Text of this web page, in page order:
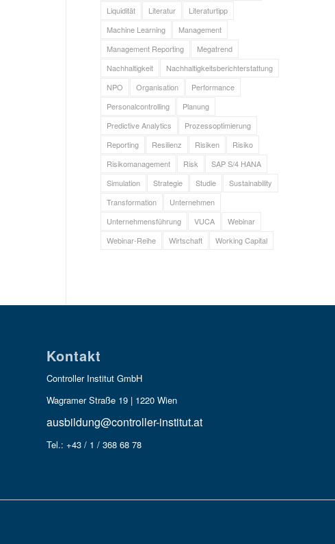
Liquidität
Literatur
Literaturtipp
Machine Learning
Management
Management Reporting
Megatrend
Nachhaltigkeit
Nachhaltigkeitsberichterstattung
NPO
Organisation
Performance
Personalcontrolling
Planung
Predictive Analytics
Prozessoptimierung
Reporting
Resilienz Risiken
Risiko
Risikomanagement
Risk
SAP S/4 HANA
Simulation
Strategie Studie
Sustainability
Transformation
Unternehmen
Unternehmensführung
VUCA
Webinar
Webinar-Reihe
Wirtschaft Working Capital
Kontakt
Controller Institut GmbH
Wagramer Straße 19 | 1220 Wien
ausbildung@controller-institut.at
Tel.: +43 / 1 / 368 68 78